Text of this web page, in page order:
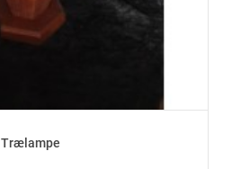
Trælampe